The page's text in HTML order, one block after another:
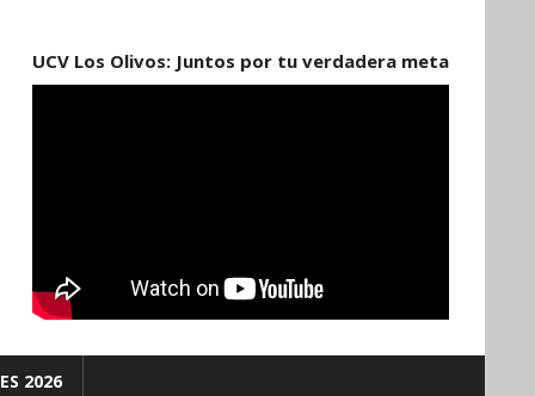
UCV Los Olivos: Juntos por tu verdadera meta
2026